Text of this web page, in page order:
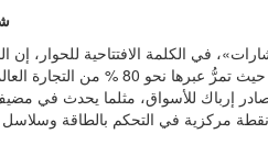
في الكلمة الافتتاحية للحوار، إن
البحرية تُمثل نقاط الاختناق الأكثر حساسية في الجغرافيا
إرباك للأسواق، مثلما يحدث في
مركزية في التحكم بالطاقة وسلاسل